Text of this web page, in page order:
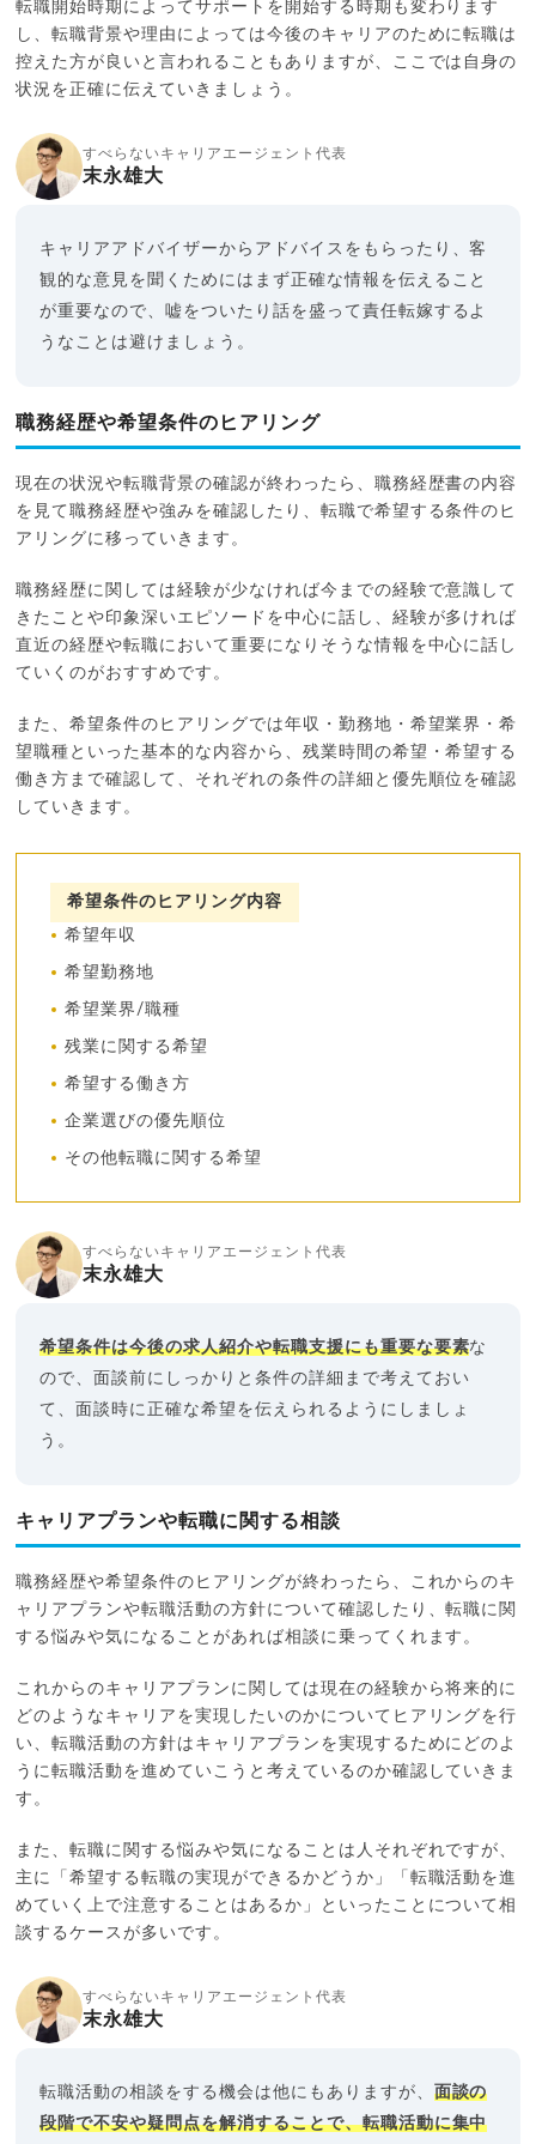
転職開始時期によってサポートを開始する時期も変わります
し、転職背景や理由によっては今後のキャリアのために転職は
控えた方が良いと言われることもありますが、ここでは自身の
状況を正確に伝えていきましょう。
すべらないキャリアエージェント代表
末永雄大
キャリアアドバイザーからアドバイスをもらったり、客
観的な意見を聞くためにはまず正確な情報を伝えること
が重要なので、嘘をついたり話を盛って責任転嫁するよ
うなことは避けましょう。
職務経歴や希望条件のヒアリング
現在の状況や転職背景の確認が終わったら、職務経歴書の内容
を見て職務経歴や強みを確認したり、転職で希望する条件のヒ
アリングに移っていきます。
職務経歴に関しては経験が少なければ今までの経験で意識して
きたことや印象深いエピソードを中心に話し、経験が多ければ
直近の経歴や転職において重要になりそうな情報を中心に話し
ていくのがおすすめです。
また、希望条件のヒアリングでは年収・勤務地・希望業界・希
望職種といった基本的な内容から、残業時間の希望・希望する
働き方まで確認して、それぞれの条件の詳細と優先順位を確認
していきます。
希望条件のヒアリング内容
希望年収
希望勤務地
希望業界/職種
残業に関する希望
希望する働き方
企業選びの優先順位
その他転職に関する希望
すべらないキャリアエージェント代表
末永雄大
希望条件は今後の求人紹介や転職支援にも重要な要素な
ので、面談前にしっかりと条件の詳細まで考えておい
て、面談時に正確な希望を伝えられるようにしましょ
う。
キャリアプランや転職に関する相談
職務経歴や希望条件のヒアリングが終わったら、これからのキ
ャリアプランや転職活動の方針について確認したり、転職に関
する悩みや気になることがあれば相談に乗ってくれます。
これからのキャリアプランに関しては現在の経験から将来的に
どのようなキャリアを実現したいのかについてヒアリングを行
い、転職活動の方針はキャリアプランを実現するためにどのよ
うに転職活動を進めていこうと考えているのか確認していきま
す。
また、転職に関する悩みや気になることは人それぞれですが、
主に「希望する転職の実現ができるかどうか」「転職活動を進
めていく上で注意することはあるか」といったことについて相
談するケースが多いです。
すべらないキャリアエージェント代表
末永雄大
転職活動の相談をする機会は他にもありますが、 面談の
段階で不安や疑問点を解消することで、転職活動に集中